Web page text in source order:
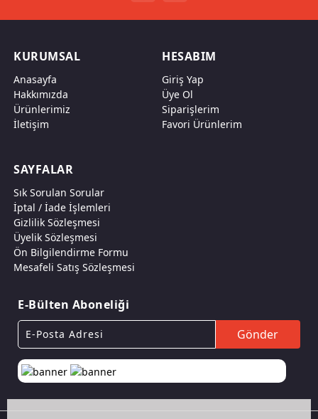
KURUMSAL
Anasayfa
Hakkımızda
Ürünlerimiz
İletişim
HESABIM
Giriş Yap
Üye Ol
Siparişlerim
Favori Ürünlerim
SAYFALAR
Sık Sorulan Sorular
İptal / İade İşlemleri
Gizlilik Sözleşmesi
Üyelik Sözleşmesi
Ön Bilgilendirme Formu
Mesafeli Satış Sözleşmesi
E-Bülten Aboneliği
Gönder